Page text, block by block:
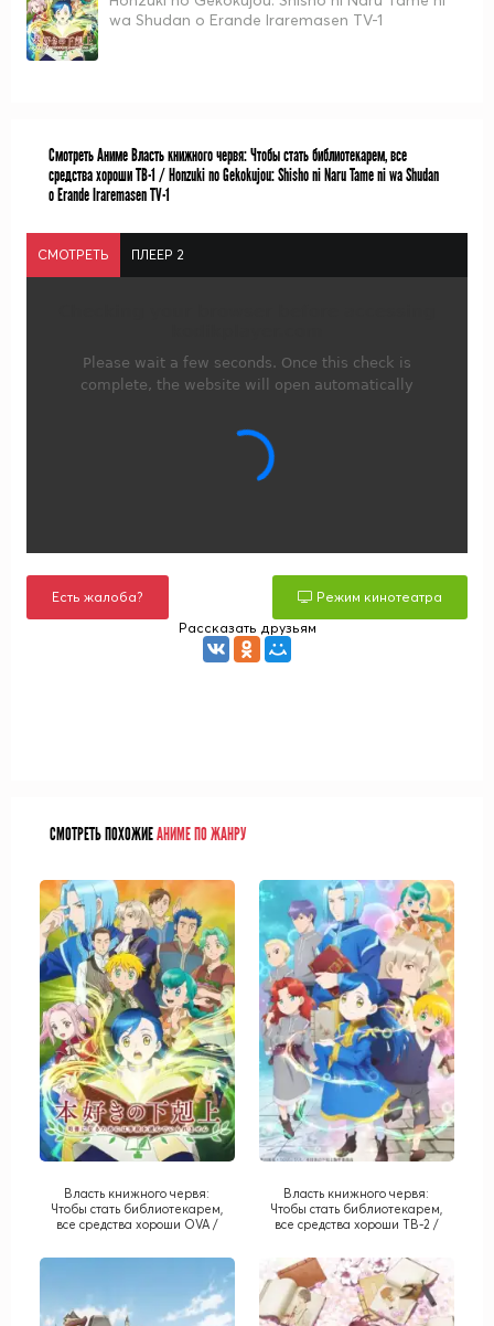
wa Shudan o Erande Iraremasen TV-1
Смотреть Аниме Власть книжного червя: Чтобы стать библиотекарем, все
средства хороши ТВ-1 / Honzuki no Gekokujou: Shisho ni Naru Tame ni wa Shudan
o Erande Iraremasen TV-1
СМОТРЕТЬ ПЛЕЕР 2
Есть жалоба?
Режим кинотеатра
Рассказать друзьям
СМОТРЕТЬ ПОХОЖИЕАНИМЕ ПО ЖАНРУ
Власть книжного червя:
Чтобы стать библиотекарем,
все средства хороши OVA /
ni Naru Tame ni wa Shudan o
Власть книжного червя:
Чтобы стать библиотекарем,
все средства хороши ТВ-2 /
ni Naru Tame ni wa Shudan o
Erande Iraremasen TV-2